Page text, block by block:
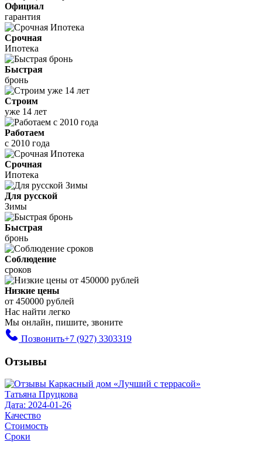
Официал
гарантия
Срочная
Ипотека
Быстрая
бронь
Строим
уже 14 лет
Работаем
с 2010 года
Срочная
Ипотека
Для русской
Зимы
Быстрая
бронь
Соблюдение
сроков
Низкие цены
от 450000 рублей
Нас найти легко
Мы онлайн, пишите, звоните
Позвонить+7 (927) 3303319
Отзывы
Татьяна Пруцкова
Дата: 2024-01-26
Качество
Стоимость
Сроки